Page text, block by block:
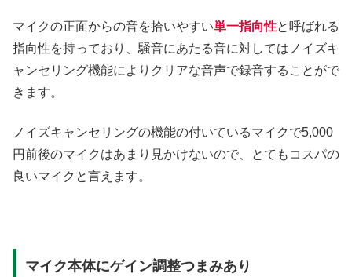
マイクの正面からの音を拾いやすい単一指向性と呼ばれる
指向性を持っており、騒音にあたる音に対してはノイズキ
ャンセリング機能によりクリアな音声で録音することがで
きます。
ノイズキャンセリングの機能の付いているマイクで5,000
円前後のマイクはあまり見かけないので、とてもコスパの
良いマイクと言えます。
マイク本体にゲイン調整つまみあり